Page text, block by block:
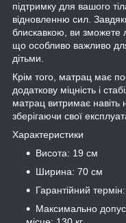
підтримку для вашого
відновленню сил.
блискавкою, ви зможете
що особливо важливо
дітьми.
Крім того, матрац має
додаткову міцність і
матрац витримає навіть
зберігаючи свої
Характеристики
Висота: 19 см
Ширина: 70 см
Гарантійний
Максимально